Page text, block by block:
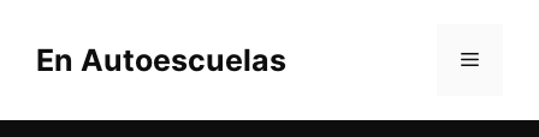
En Autoescuelas MENÚ